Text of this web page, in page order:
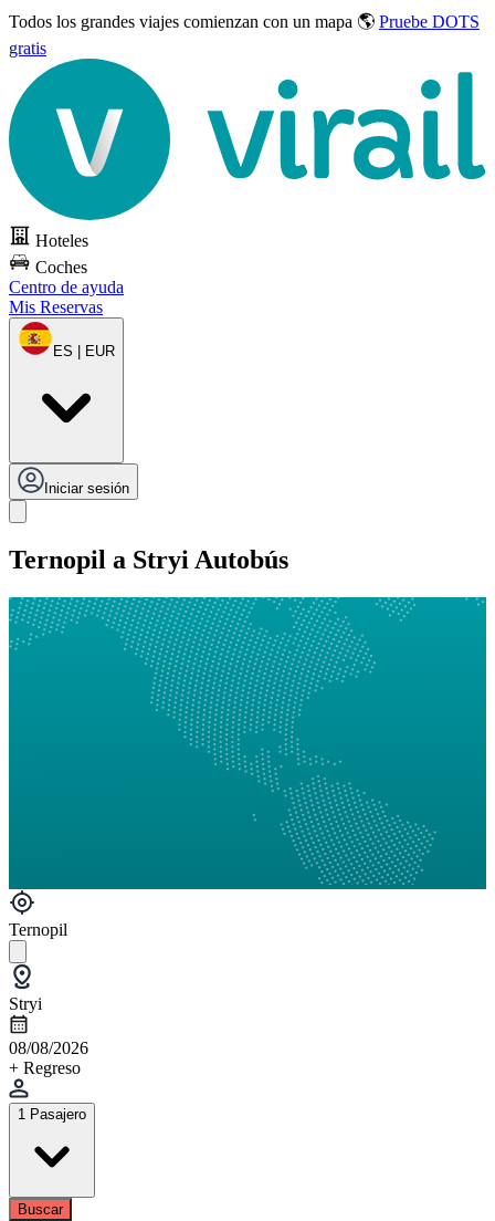
Todos los grandes viajes comienzan con un mapa 🌎 Pruebe DOTS
gratis
Hoteles
Coches
Centro de ayuda
Mis Reservas
ES | EUR
Iniciar sesión
Ternopil a Stryi Autobús
Ternopil
Stryi
08/08/2026
+ Regreso
1 Pasajero
Buscar